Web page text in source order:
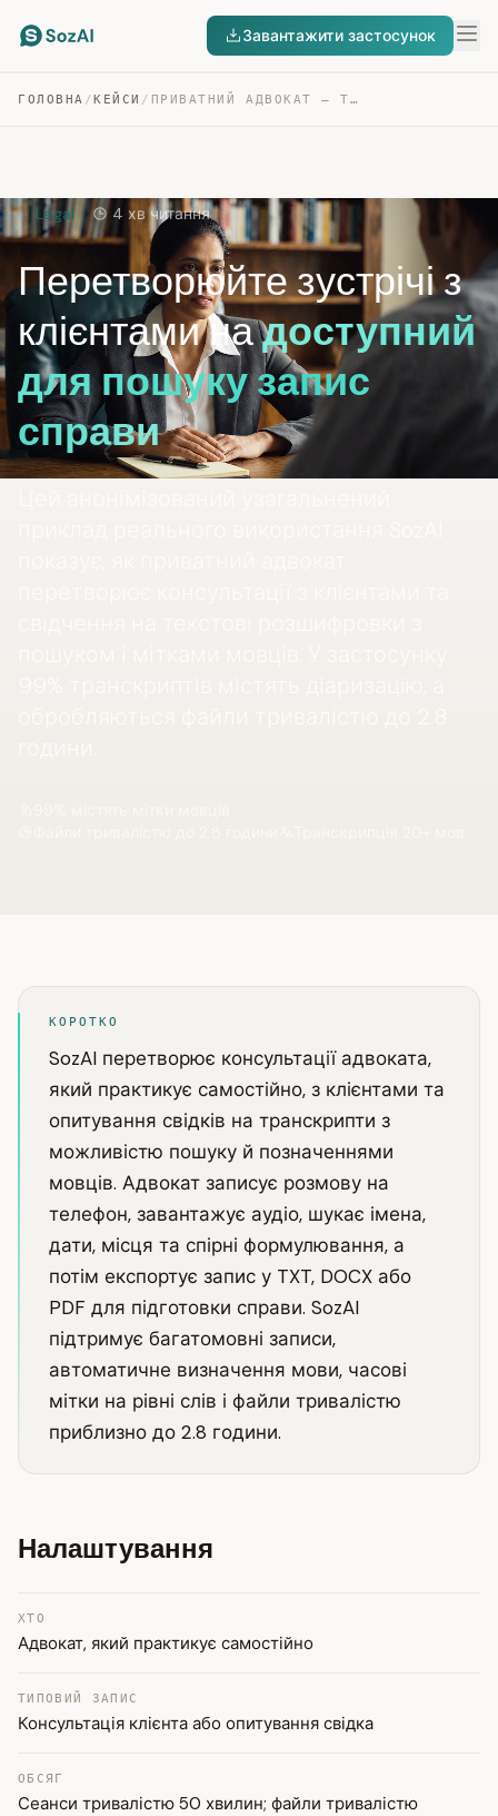
Завантажити застосунок
ГОЛОВНА /КЕЙСИ / ПРИВАТНИЙ АДВОКАТ — ТРАНСКРИПЦІЯ КОНСУЛЬТАЦІЙ З КЛІЄНТАМИ
Legal 4 хв читання
Перетворюйте зустрічі з
клієнтами надоступний
для пошуку запис
справи
КОРОТКО
SozAI перетворює консультації адвоката,
який практикує самостійно, з клієнтами та
опитування свідків на транскрипти з
можливістю пошуку й позначеннями
мовців. Адвокат записує розмову на
телефон, завантажує аудіо, шукає імена,
дати, місця та спірні формулювання, а
потім експортує запис у TXT, DOCX або
PDF для підготовки справи. SozAI
підтримує багатомовні записи,
автоматичне визначення мови, часові
мітки на рівні слів і файли тривалістю
приблизно до 2.8 години.
Налаштування
ХТО
Адвокат, який практикує самостійно
ТИПОВИЙ ЗАПИС
Консультація клієнта або опитування свідка
ОБСЯГ
Сеанси тривалістю 50 хвилин; файли тривалістю